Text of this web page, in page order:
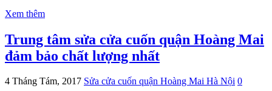
Xem thêm
Trung tâm sửa cửa cuốn quận Hoàng Mai
đảm bảo chất lượng nhất
4 Tháng Tám, 2017 Sửa cửa cuốn quận Hoàng Mai Hà Nội 0